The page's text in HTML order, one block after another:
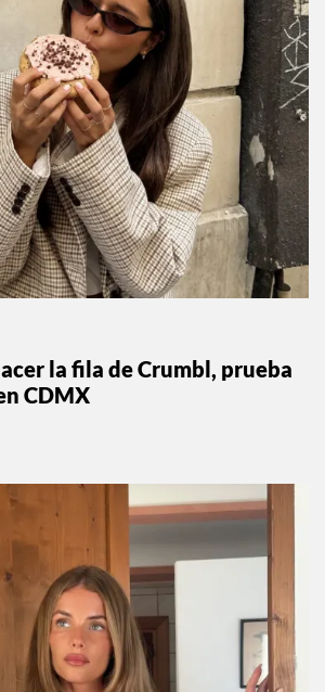
la fila de Crumbl, prueba
CDMX